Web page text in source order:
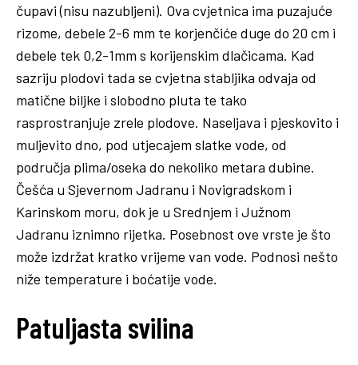
čupavi (nisu nazubljeni). Ova cvjetnica ima puzajuće
rizome, debele 2-6 mm te korjenčiće duge do 20 cm i
debele tek 0,2-1mm s korijenskim dlačicama. Kad
sazriju plodovi tada se cvjetna stabljika odvaja od
matične biljke i slobodno pluta te tako
rasprostranjuje zrele plodove. Naseljava i pjeskovito i
muljevito dno, pod utjecajem slatke vode, od
područja plima/oseka do nekoliko metara dubine.
Češća u Sjevernom Jadranu i Novigradskom i
Karinskom moru, dok je u Srednjem i Južnom
Jadranu iznimno rijetka. Posebnost ove vrste je što
može izdržat kratko vrijeme van vode. Podnosi nešto
niže temperature i boćatije vode.
Patuljasta svilina